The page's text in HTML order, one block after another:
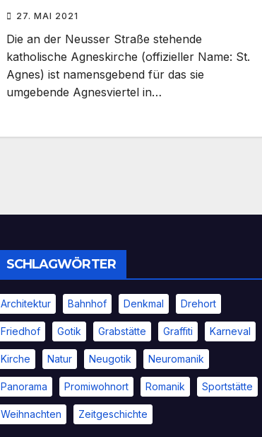
27. MAI 2021
Die an der Neusser Straße stehende
katholische Agneskirche (offizieller Name: St.
Agnes) ist namensgebend für das sie
umgebende Agnesviertel in…
SCHLAGWÖRTER
Architektur Bahnhof Denkmal Drehort
Friedhof Gotik Grabstätte Graffiti Karneval
Kirche Natur Neugotik Neuromanik
Panorama Promiwohnort Romanik Sportstätte
Weihnachten Zeitgeschichte